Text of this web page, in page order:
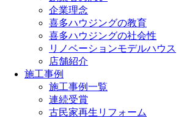
企業理念
喜多ハウジングの教育
喜多ハウジングの社会性
リノベーションモデルハウス
店舗紹介
施工事例
施工事例一覧
連続受賞
古民家再生リフォーム